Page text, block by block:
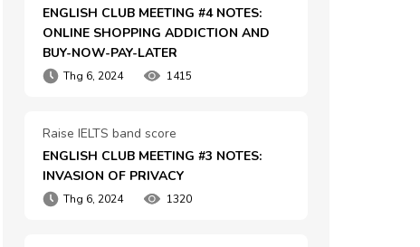
ENGLISH CLUB MEETING #4 NOTES:
ONLINE SHOPPING ADDICTION AND
BUY-NOW-PAY-LATER
Thg 6, 2024 1415
Raise IELTS band score
ENGLISH CLUB MEETING #3 NOTES:
INVASION OF PRIVACY
Thg 6, 2024 1320